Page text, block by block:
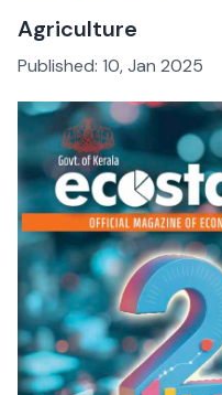
Agriculture
Published: 10, Jan 2025